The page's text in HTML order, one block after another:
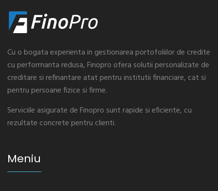
Cu o bogata experienta in gestionarea portofoliilor de credite
cu performanta redusa, Finopro ofera solutii personalizate de
creditare si refinantare atat pentru institutii financiare, cat si
pentru persoane fizice si firme.
Serviciile asigurate de Finopro sunt rapide si eficiente, cu
rezultate concrete pentru clienti.
Meniu